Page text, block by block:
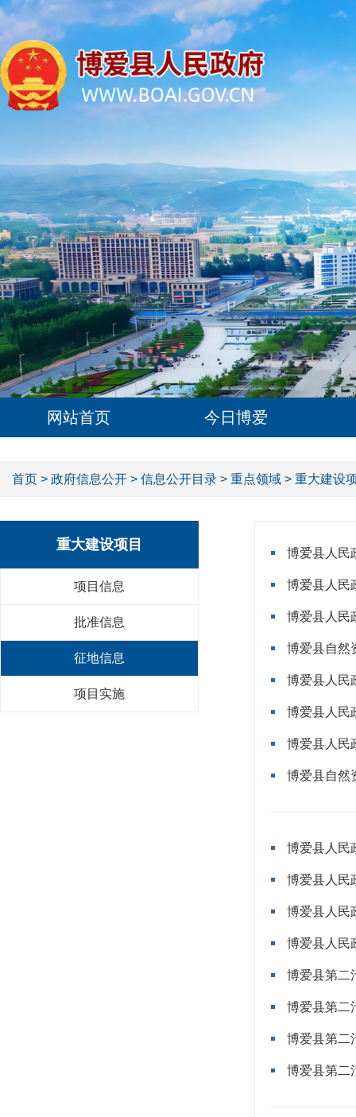
网站首页 今日博爱
首页 > 政府信息公开 > 信息公开目录 > 重点领域 > 重大建设
重大建设项目
项目信息
批准信息
征地信息
项目实施
博爱县人民
博爱县人民
博爱县人民
博爱县自然
博爱县人民
博爱县人民
博爱县人民
博爱县自然
博爱县人民
博爱县人民
博爱县人民
博爱县人民
博爱县第二
博爱县第二
博爱县第二
博爱县第二